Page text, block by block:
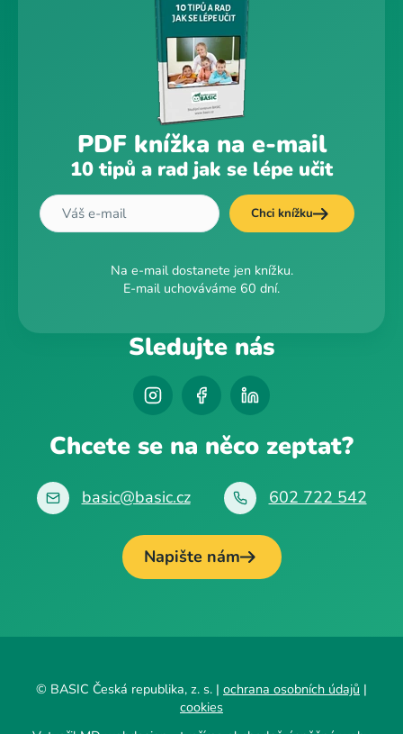
PDF knížka na e-mail
10 tipů a rad jak se lépe učit
Chci knížku
Na e-mail dostanete jen knížku.
E-mail uchováváme 60 dní.
Sledujte nás
Chcete se na něco zeptat?
basic@basic.cz 602 722 542
Napište nám
© BASIC Česká republika, z. s. | ochrana osobních údajů |
cookies